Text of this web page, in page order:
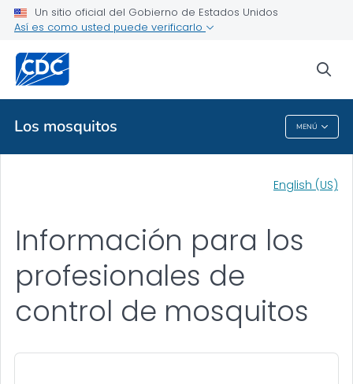
Un sitio oficial del Gobierno de Estados Unidos
Así es como usted puede verificarlo
Los mosquitos MENÚ
Información para los profesionales de control de mosquitos
Temas relacionados
Los Mosquitos
English (US)
Información para los
profesionales de
control de mosquitos